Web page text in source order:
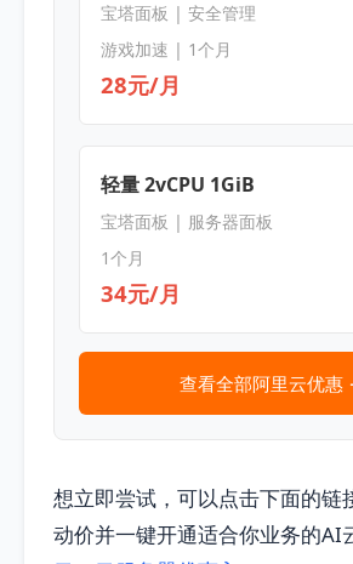
宝塔面板 | 安全管理
游戏加速 | 1个月
28元/月
轻量 2vCPU 1GiB
宝塔面板 | 服务器面板
1个月
34元/月
查看全部阿里云优惠
想立即尝试，可以点击下面的链
动价并一键开通适合你业务的AI